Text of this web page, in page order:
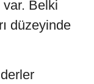
Belki
düzeyinde